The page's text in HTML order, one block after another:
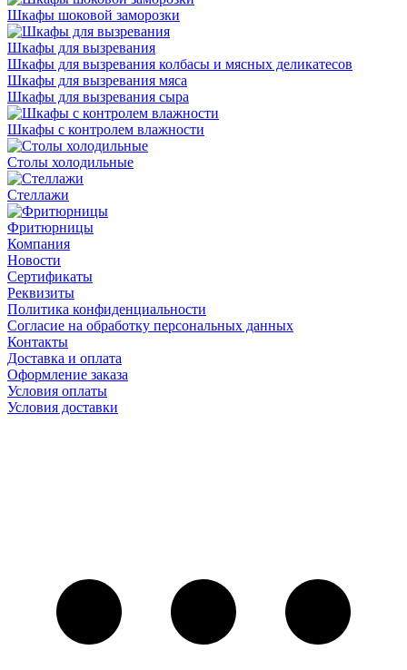
Шкафы шоковой заморозки
Шкафы для вызревания
Шкафы для вызревания колбасы и мясных деликатесов
Шкафы для вызревания мяса
Шкафы для вызревания сыра
Шкафы с контролем влажности
Столы холодильные
Стеллажи
Фритюрницы
Компания
Новости
Сертификаты
Реквизиты
Политика конфиденциальности
Согласие на обработку персональных данных
Контакты
Доставка и оплата
Оформление заказа
Условия оплаты
Условия доставки